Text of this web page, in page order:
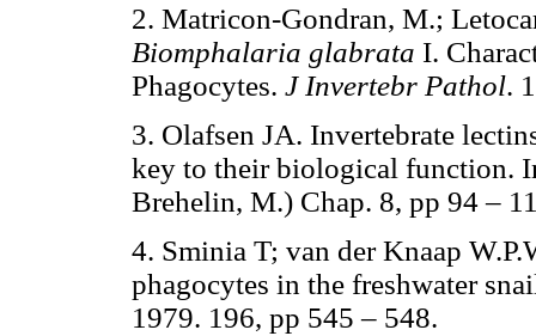
2. Matricon-Gondran, M.;
Biomphalaria glabrata I.
Phagocytes. J Invertebr Pathol.
3. Olafsen JA. Invertebrate
key to their biological function.
Brehelin, M.) Chap. 8, pp 94 –
4. Sminia T; van der Knaap
phagocytes in the freshwater
1979. 196, pp 545 – 548.